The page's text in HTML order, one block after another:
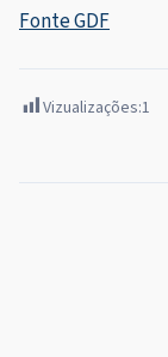
Fonte GDF
Vizualizações:1